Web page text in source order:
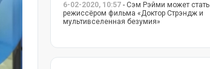
6-02-2020, 10:57 - Сэм Рэйми может стать
режиссёром фильма «Доктор Стрэндж и
мультивселенная безумия»